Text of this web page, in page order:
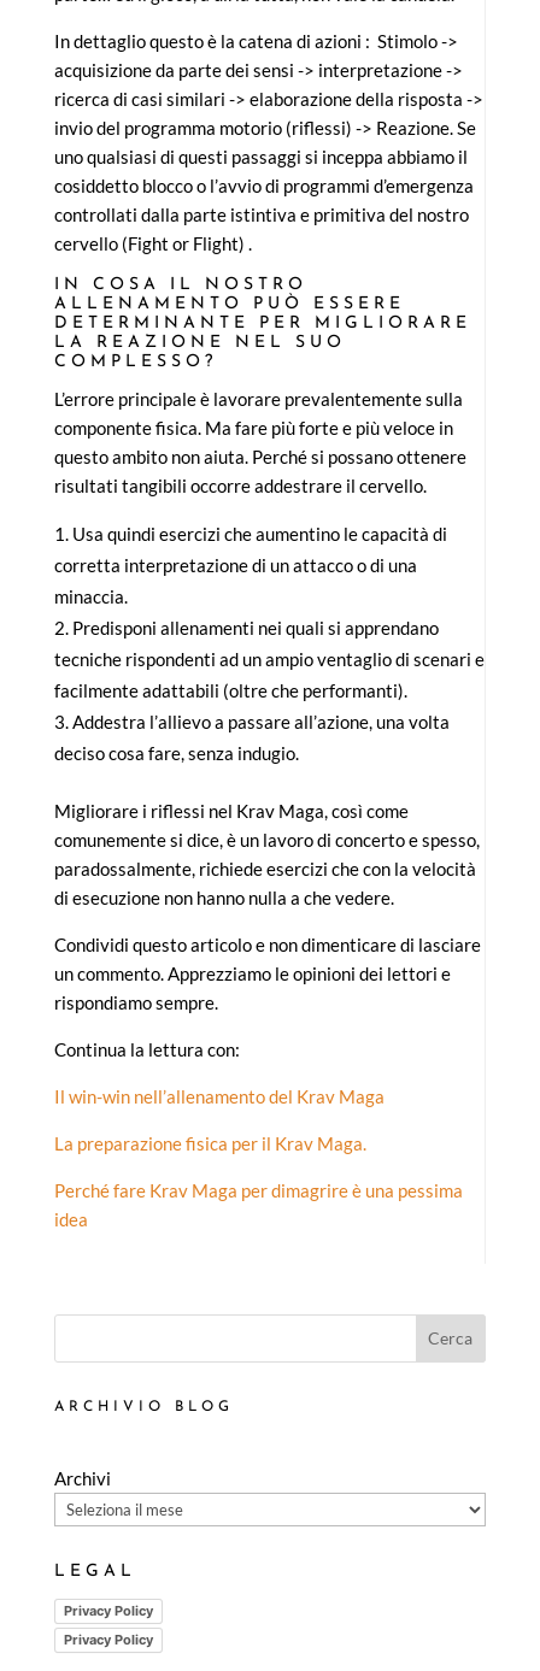
In dettaglio questo è la catena di azioni : Stimolo ->
acquisizione da parte dei sensi -> interpretazione ->
ricerca di casi similari -> elaborazione della risposta ->
invio del programma motorio (riflessi) -> Reazione. Se
uno qualsiasi di questi passaggi si inceppa abbiamo il
cosiddetto blocco o l’avvio di programmi d’emergenza
controllati dalla parte istintiva e primitiva del nostro
cervello (Fight or Flight) .
IN COSA IL NOSTRO
ALLENAMENTO PUÒ ESSERE
DETERMINANTE PER MIGLIORARE
LA REAZIONE NEL SUO
COMPLESSO?
L’errore principale è lavorare prevalentemente sulla
componente fisica. Ma fare più forte e più veloce in
questo ambito non aiuta. Perché si possano ottenere
risultati tangibili occorre addestrare il cervello.
Usa quindi esercizi che aumentino le capacità di
corretta interpretazione di un attacco o di una
minaccia.
Predisponi allenamenti nei quali si apprendano
tecniche rispondenti ad un ampio ventaglio di scenari e
facilmente adattabili (oltre che performanti).
Addestra l’allievo a passare all’azione, una volta
deciso cosa fare, senza indugio.
Migliorare i riflessi nel Krav Maga, così come
comunemente si dice, è un lavoro di concerto e spesso,
paradossalmente, richiede esercizi che con la velocità
di esecuzione non hanno nulla a che vedere.
Condividi questo articolo e non dimenticare di lasciare
un commento. Apprezziamo le opinioni dei lettori e
rispondiamo sempre.
Continua la lettura con:
Il win-win nell’allenamento del Krav Maga
La preparazione fisica per il Krav Maga.
Perché fare Krav Maga per dimagrire è una pessima
idea
Cerca
ARCHIVIO BLOG
Archivi
LEGAL
Privacy Policy
Privacy Policy